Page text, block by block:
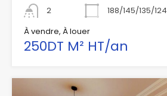
2
188/145/135/124
À vendre, À louer
250DT M² HT/an